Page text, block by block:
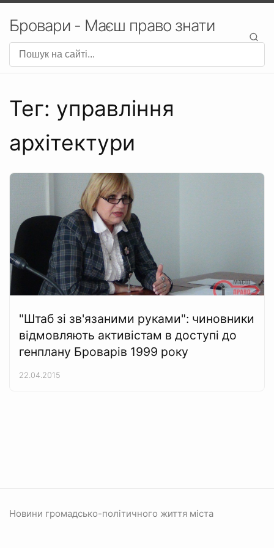
Бровари - Маєш право знати
Тег: управління
архітектури
"Штаб зі зв'язаними руками": чиновники
відмовляють активістам в доступі до
генплану Броварів 1999 року
22.04.2015
Новини громадсько-політичного життя міста